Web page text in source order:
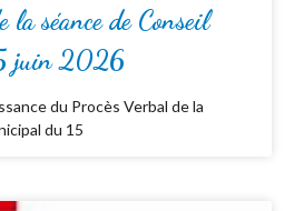
la séance de Conseil
juin 2026
du Procès Verbal de la
du 15